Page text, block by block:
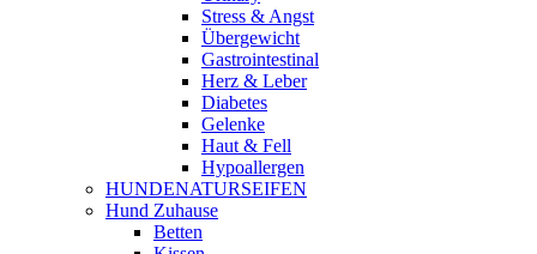
Stress & Angst
Übergewicht
Gastrointestinal
Herz & Leber
Diabetes
Gelenke
Haut & Fell
Hypoallergen
HUNDENATURSEIFEN
Hund Zuhause
Betten